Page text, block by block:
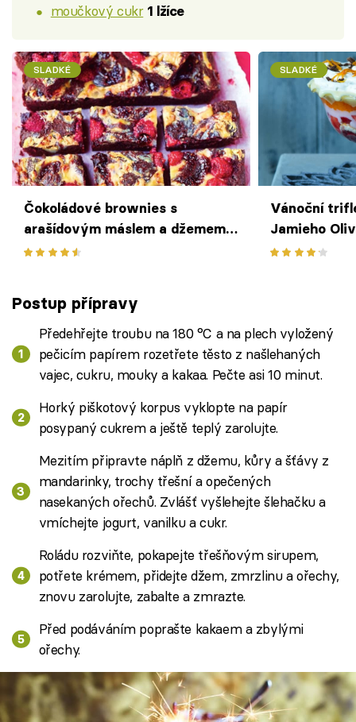
moučkový cukr 1 lžíce
SLADKÉ
Čokoládové brownies s
arašídovým máslem a džemem
podle Jamieho Olivera
SLADKÉ
Vánoční
Jamieho
Postup přípravy
Předehřejte troubu na 180 °C a na plech vyložený
pečicím papírem rozetřete těsto z našlehaných
vajec, cukru, mouky a kakaa. Pečte asi 10 minut.
Horký piškotový korpus vyklopte na papír
posypaný cukrem a ještě teplý zarolujte.
Mezitím připravte náplň z džemu, kůry a šťávy z
mandarinky, trochy třešní a opečených
nasekaných ořechů. Zvlášť vyšlehejte šlehačku a
vmíchejte jogurt, vanilku a cukr.
Roládu rozviňte, pokapejte třešňovým sirupem,
potřete krémem, přidejte džem, zmrzlinu a ořechy,
znovu zarolujte, zabalte a zmrazte.
Před podáváním poprašte kakaem a zbylými
ořechy.